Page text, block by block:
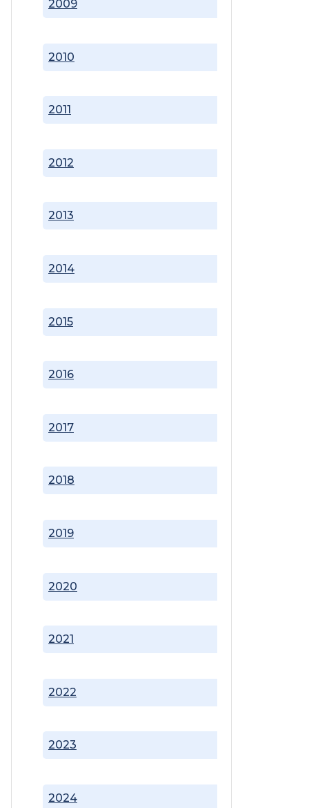
2009
2010
2011
2012
2013
2014
2015
2016
2017
2018
2019
2020
2021
2022
2023
2024